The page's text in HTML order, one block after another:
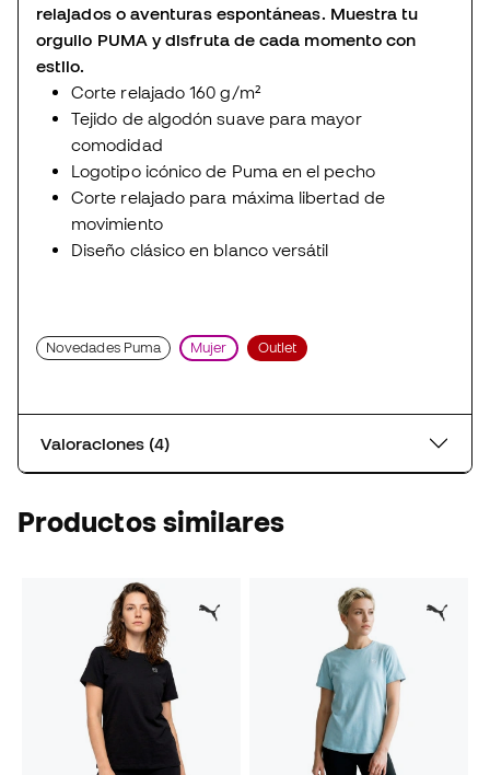
relajados o aventuras espontáneas. Muestra tu
orgullo PUMA y disfruta de cada momento con
estilo.
Corte relajado 160 g/m²
Tejido de algodón suave para mayor
comodidad
Logotipo icónico de Puma en el pecho
Corte relajado para máxima libertad de
movimiento
Diseño clásico en blanco versátil
Novedades Puma Mujer Outlet
Valoraciones (4)
Productos similares